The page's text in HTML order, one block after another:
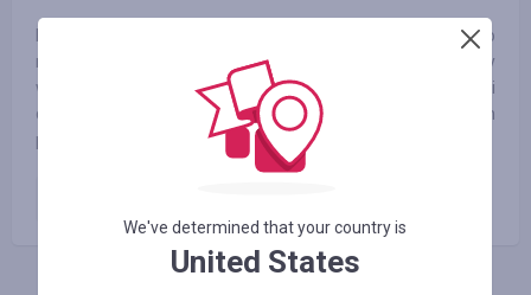
Hasło „Nadaj ton swojemu domowi” wywodzi się z naszego
niezłomnego pragnienia i misji, jako miłośników muzyki, aby
wnieść więcej muzyki i spokojnych chwil do Waszego życia i
domów poprzez tworzenie pięknych i funkcjonalnych
produktów.
We've determined that your country is
United States